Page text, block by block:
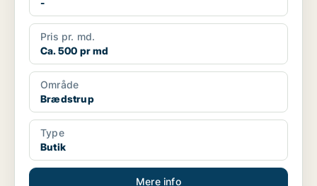
-
Pris pr. md.
Ca. 500 pr md
Område
Brædstrup
Type
Butik
Mere info